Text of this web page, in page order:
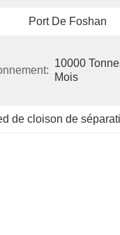
Port De Foshan
10000
Mois
de cloison de